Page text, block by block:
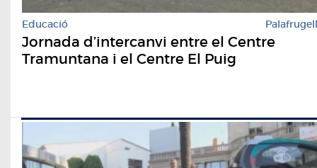
Educació Palafrugell
Jornada d’intercanvi entre el Centre
Tramuntana i el Centre El Puig